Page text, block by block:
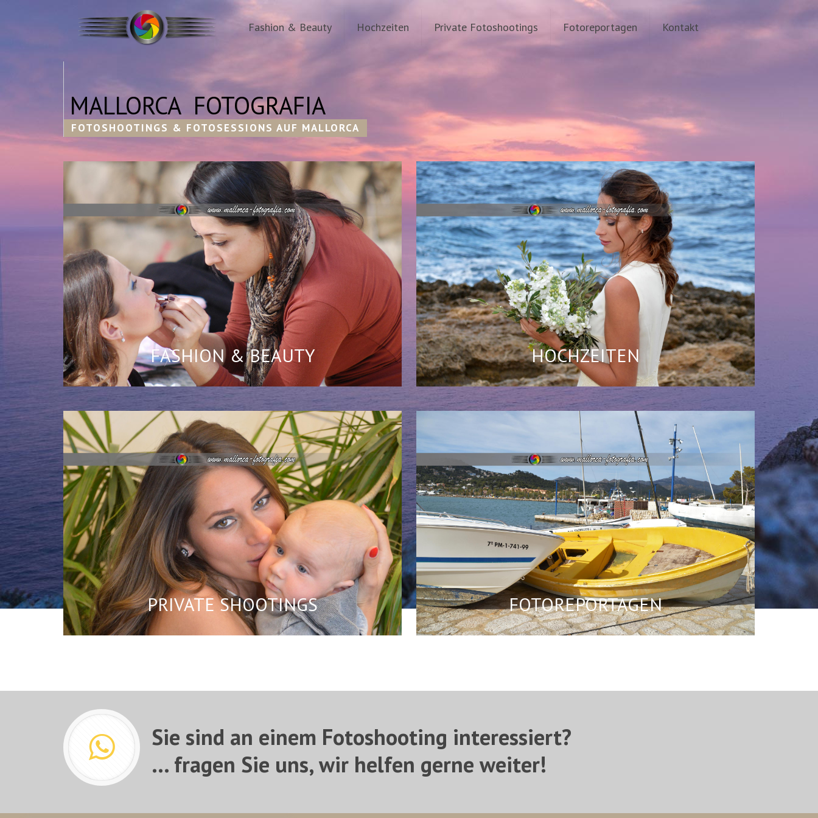
Fashion & Beauty Hochzeiten Private Fotoshootings Fotoreportagen Kontakt
MALLORCA FOTOGRAFIA
FOTOSHOOTINGS & FOTOSESSIONS AUF MALLORCA
FASHION & BEAUTY HOCHZEITEN
PRIVATE SHOOTINGS FOTOREPORTAGEN
Sie sind an einem Fotoshooting interessiert?
... fragen Sie uns, wir helfen gerne weiter!